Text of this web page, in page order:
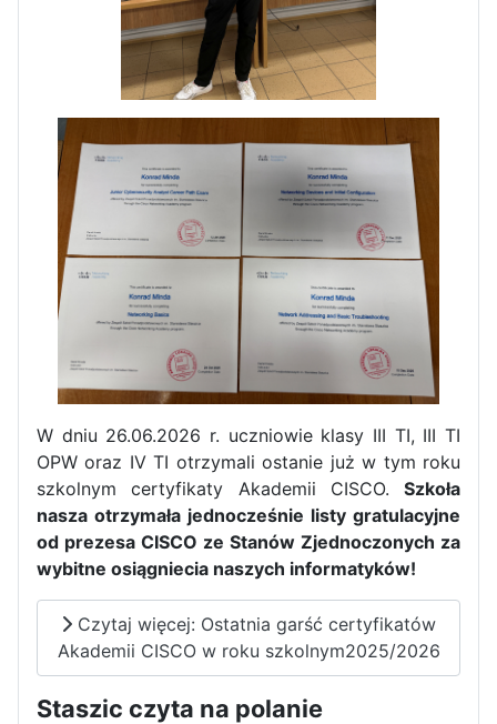
Zakończenie praktyk w
Portugalii
Rozpoczęcie kampanii „Gotowi
na kryzys” w ZSP w Iłży
Pierwszy tydzień praktyk
w Portugalii za nami!
W dniu 26.06.2026 r. uczniowie klasy III TI, III TI
OPW oraz IV TI otrzymali ostanie już w tym roku
szkolnym certyfikaty Akademii CISCO. Szkoła
nasza otrzymała jednocześnie listy gratulacyjne
od prezesa CISCO ze Stanów Zjednoczonych za
wybitne osiągniecia naszych informatyków!
Czytaj więcej: Ostatnia garść certyfikatów
Akademii CISCO w roku szkolnym2025/2026
Staszic czyta na polanie